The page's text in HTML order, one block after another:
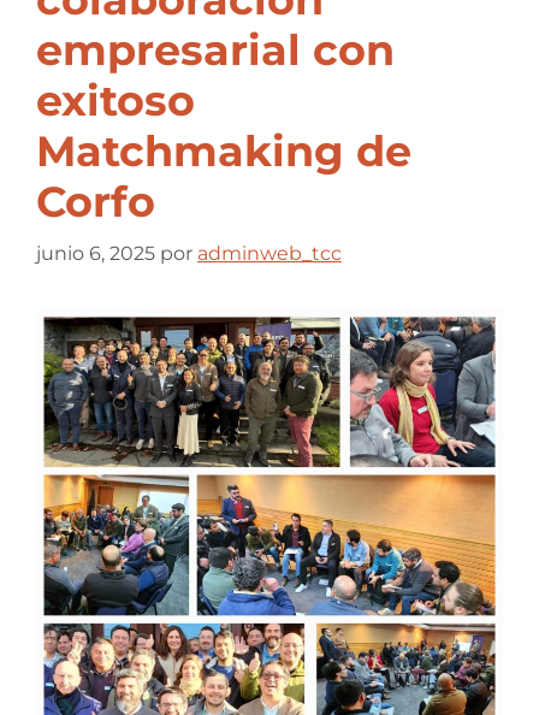
empresarial con
exitoso
Matchmaking de
Corfo
junio 6, 2025 por adminweb_tcc